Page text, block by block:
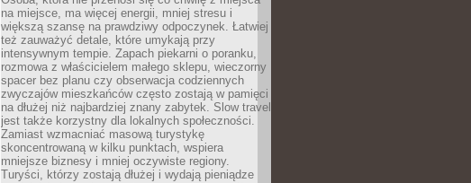
na miejsce, ma więcej energii, mniej stresu i
większą szansę na prawdziwy odpoczynek. Łatwiej
też zauważyć detale, które umykają przy
intensywnym tempie. Zapach piekarni o poranku,
rozmowa z właścicielem małego sklepu, wieczorny
spacer bez planu czy obserwacja codziennych
zwyczajów mieszkańców często zostają w pamięci
na dłużej niż najbardziej znany zabytek. Slow travel
jest także korzystny dla lokalnych społeczności.
Zamiast wzmacniać masową turystykę
skoncentrowaną w kilku punktach, wspiera
mniejsze biznesy i mniej oczywiste regiony.
Turyści, którzy zostają dłużej i wydają pieniądze